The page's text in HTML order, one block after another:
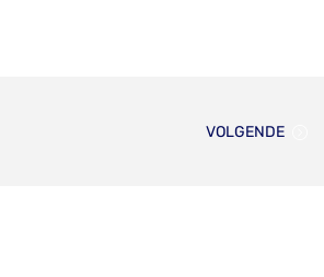
VOLGENDE